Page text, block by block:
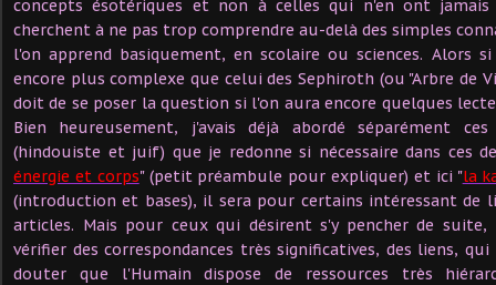
concepts ésotériques et non à celles qui n'en ont
cherchent à ne pas trop comprendre au-delà des simples
l'on apprend basiquement, en scolaire ou sciences. Alors
encore plus complexe que celui des Sephiroth (ou "Arbre de
doit de se poser la question si l'on aura encore quelques
Bien heureusement, j'avais déjà abordé séparément
(hindouiste et juif) que je redonne si nécessaire dans ces
énergie et corps" (petit préambule pour expliquer) et ici "la
(introduction et bases), il sera pour certains intéressant de
articles. Mais pour ceux qui désirent s'y pencher de
vérifier des correspondances très significatives, des liens,
douter que l'Humain dispose de ressources très